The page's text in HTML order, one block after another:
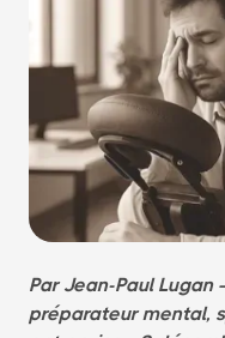
Par Jean-Paul Lugan
préparateur mental,